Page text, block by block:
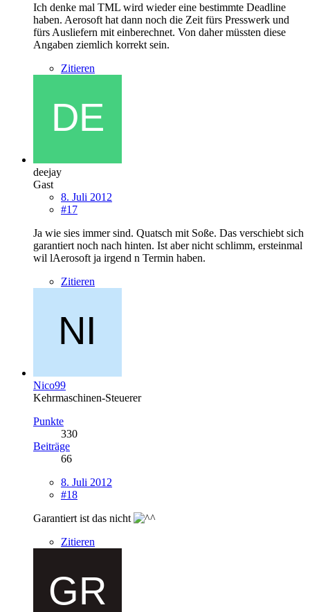
Ich denke mal TML wird wieder eine bestimmte Deadline
haben. Aerosoft hat dann noch die Zeit fürs Presswerk und
fürs Ausliefern mit einberechnet. Von daher müssten diese
Angaben ziemlich korrekt sein.
Zitieren
deejay
Gast
8. Juli 2012
#17
Ja wie sies immer sind. Quatsch mit Soße. Das verschiebt sich
garantiert noch nach hinten. Ist aber nicht schlimm, ersteinmal
wil lAerosoft ja irgend n Termin haben.
Zitieren
Nico99
Kehrmaschinen-Steuerer
Punkte
330
Beiträge
66
8. Juli 2012
#18
Garantiert ist das nicht
Zitieren